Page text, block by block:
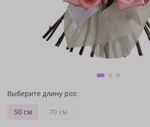
Выберите длину роз:
50 см
70 см